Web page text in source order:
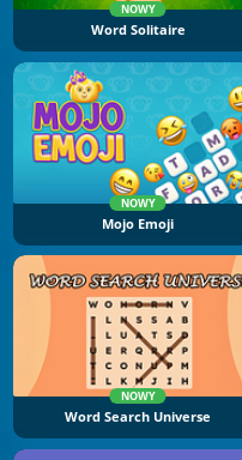
NOWY
Word Solitaire
NOWY
Mojo Emoji
NOWY
Word Search Universe